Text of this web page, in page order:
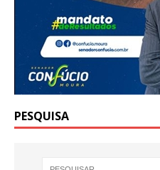
PESQUISA